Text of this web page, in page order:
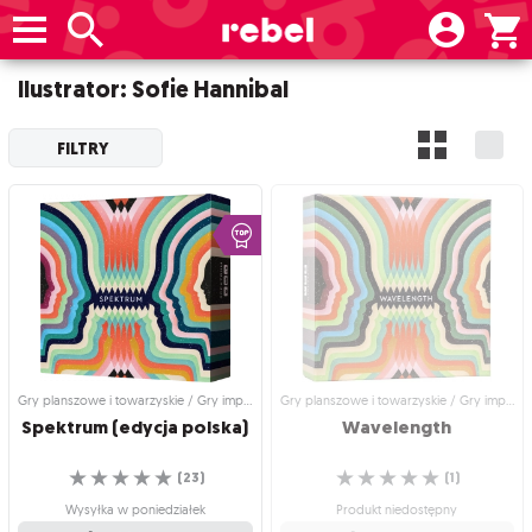
Ilustrator: Sofie Hannibal
FILTRY
Gry planszowe i towarzyskie / Gry imprezowe i towarzyskie
Spektrum(edycja polska)
☆
☆
☆
☆
☆ (23)
Wysyłka w poniedziałek
Gry planszowe i towarzyskie / Gry imprezowe i towarzyskie
Wavelength
☆
☆
☆
☆
☆ (1)
Produkt niedostępny